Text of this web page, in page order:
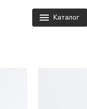
Каталог